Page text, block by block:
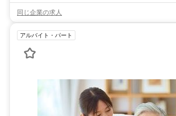
同じ企業の求人
アルバイト・パート